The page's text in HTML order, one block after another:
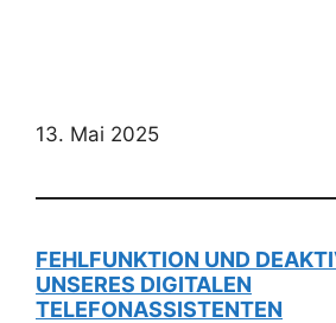
13. Mai 2025
FEHLFUNKTION UND
UNSERES DIGITALEN
TELEFONASSISTENTEN